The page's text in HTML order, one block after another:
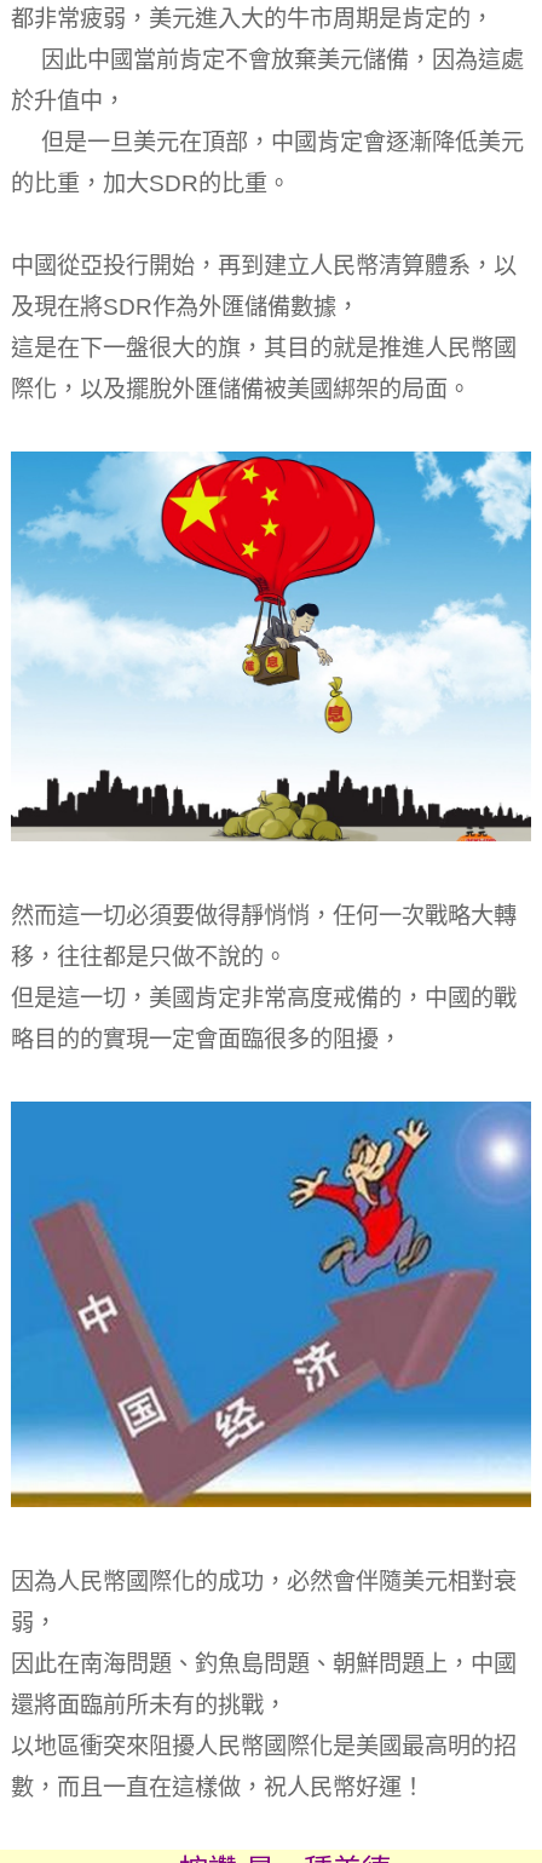
都非常疲弱，美元進入大的牛市周期是肯定的，
因此中國當前肯定不會放棄美元儲備，因為這處
於升值中，
但是一旦美元在頂部，中國肯定會逐漸降低美元
的比重，加大SDR的比重。
中國從亞投行開始，再到建立人民幣清算體系，以
及現在將SDR作為外匯儲備數據，
這是在下一盤很大的旗，其目的就是推進人民幣國
際化，以及擺脫外匯儲備被美國綁架的局面。
然而這一切必須要做得靜悄悄，任何一次戰略大轉
移，往往都是只做不說的。
但是這一切，美國肯定非常高度戒備的，中國的戰
略目的的實現一定會面臨很多的阻擾，
因為人民幣國際化的成功，必然會伴隨美元相對衰
弱，
因此在南海問題、釣魚島問題、朝鮮問題上，中國
還將面臨前所未有的挑戰，
以地區衝突來阻擾人民幣國際化是美國最高明的招
數，而且一直在這樣做，祝人民幣好運！